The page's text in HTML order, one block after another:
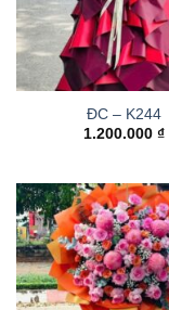
ĐC – K244
1.200.000 ₫